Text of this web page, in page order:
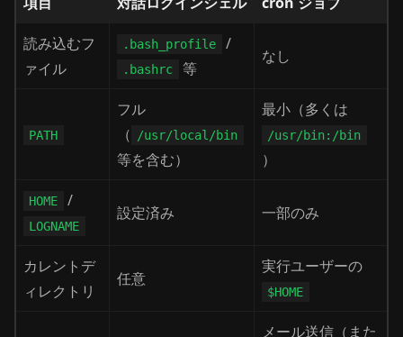
読み込むフ
ァイル
.bash_profile /
.bashrc 等
なし
PATH
フル
（
/usr/local/bin
等を含む）
最小（多くは
/usr/bin:/bin
）
HOME /
LOGNAME
設定済み 一部のみ
カレントデ
ィレクトリ
任意
実行ユーザーの
$HOME
メール送信（また